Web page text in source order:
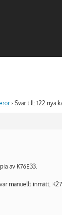
› Svar till: 122 nya
av K76E33.
manuellt inmätt,